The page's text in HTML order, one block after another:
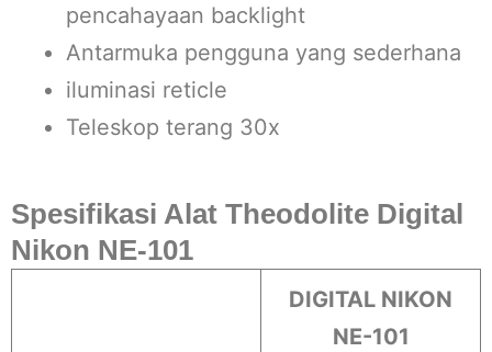
pencahayaan backlight
Antarmuka pengguna yang sederhana
iluminasi reticle
Teleskop terang 30x
Spesifikasi Alat Theodolite Digital
Nikon NE-101
DIGITAL NIKON
NE-101